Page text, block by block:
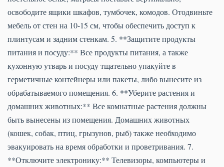
освободите ящики шкафов, тумбочек, комодов. Отодвиньте
мебель от стен на 10-15 см, чтобы обеспечить доступ к
плинтусам и задним стенкам. 5. **Защитите продукты
питания и посуду:** Все продукты питания, а также
кухонную утварь и посуду тщательно упакуйте в
герметичные контейнеры или пакеты, либо вынесите из
обрабатываемого помещения. 6. **Уберите растения и
домашних животных:** Все комнатные растения должны
быть вынесены из помещения. Домашних животных
(кошек, собак, птиц, грызунов, рыб) также необходимо
эвакуировать на время обработки и проветривания. 7.
**Отключите электронику:** Телевизоры, компьютеры и